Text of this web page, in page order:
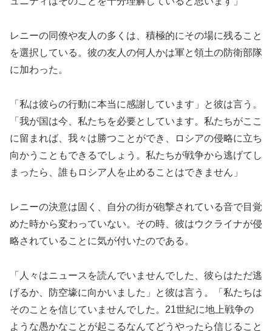
レニーの同僚や友人の多くは、積極的にその場に残ること
を選択している。彼の友人の何人かは軍と領土の防衛部隊
に加わった。
「私は彼らの行動に本当に感謝しています」と彼は言う。
「我が国は今、私たちを必要としています。私たちがここ
に留まれば、我々は勝つことができ、ロシアの侵略に立ち
向かうこともできるでしょう。私たちが戦争から逃げてし
まったら、誰もロシア人を止めることはできません」
レニーの決意は固く、自分の街が砲撃されている音で目覚
めた時から変わっていない。その時、彼はウクライナが侵
略されていることに気が付いたのである。
「人々はニュースを読んでいませんでした、彼らはただ逃
げるか、防空壕に向かいました」と彼は言う。「私たちは
そのことを信じていませんでした。21世紀に地上戦争の
ような愚かなことが起こるなんてどうやったら信じること